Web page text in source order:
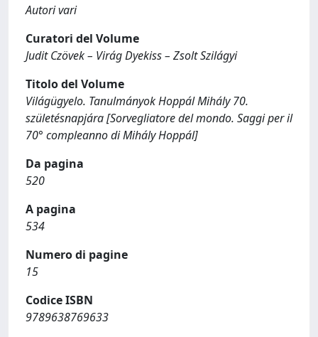
Autori vari
Curatori del Volume
Judit Czövek – Virág Dyekiss – Zsolt Szilágyi
Titolo del Volume
Világügyelo. Tanulmányok Hoppál Mihály 70.
születésnapjára [Sorvegliatore del mondo. Saggi per il
70° compleanno di Mihály Hoppál]
Da pagina
520
A pagina
534
Numero di pagine
15
Codice ISBN
9789638769633